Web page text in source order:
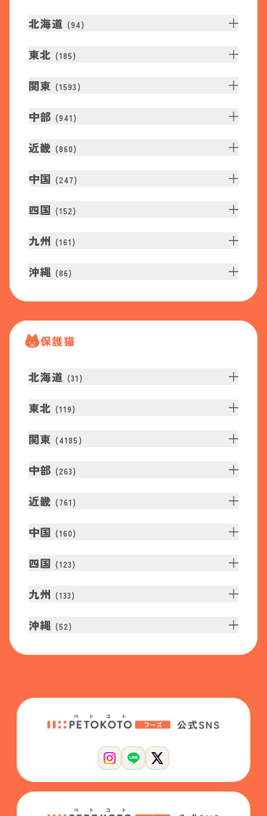
北海道 (94)
東北 (185)
関東 (1593 )
中部 (941 )
近畿 (860)
中国 (247)
四国 (152)
九州 (161 )
沖縄 (86)
保護猫
北海道 (31 )
東北 (119)
関東 (4185 )
中部 (263)
近畿 (761 )
中国 (160)
四国 (123)
九州 (133)
沖縄 (52)